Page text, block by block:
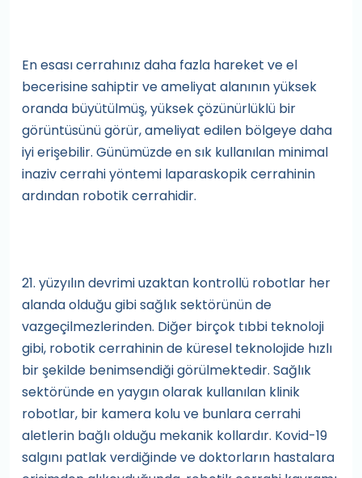
En esası cerrahınız daha fazla hareket ve el
becerisine sahiptir ve ameliyat alanının yüksek
oranda büyütülmüş, yüksek çözünürlüklü bir
görüntüsünü görür, ameliyat edilen bölgeye daha
iyi erişebilir. Günümüzde en sık kullanılan minimal
inaziv cerrahi yöntemi laparaskopik cerrahinin
ardından robotik cerrahidir.
21. yüzyılın devrimi uzaktan kontrollü robotlar her
alanda olduğu gibi sağlık sektörünün de
vazgeçilmezlerinden. Diğer birçok tıbbi teknoloji
gibi, robotik cerrahinin de küresel teknolojide hızlı
bir şekilde benimsendiği görülmektedir. Sağlık
sektöründe en yaygın olarak kullanılan klinik
robotlar, bir kamera kolu ve bunlara cerrahi
aletlerin bağlı olduğu mekanik kollardır. Kovid-19
salgını patlak verdiğinde ve doktorların hastalara